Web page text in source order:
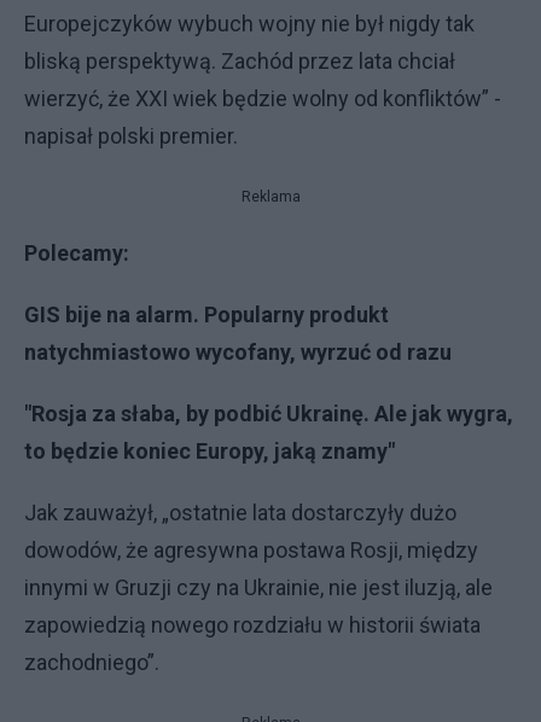
Europejczyków wybuch wojny nie był nigdy tak
bliską perspektywą. Zachód przez lata chciał
wierzyć, że XXI wiek będzie wolny od konfliktów” -
napisał polski premier.
Reklama
Polecamy:
GIS bije na alarm. Popularny produkt
natychmiastowo wycofany, wyrzuć od razu
"Rosja za słaba, by podbić Ukrainę. Ale jak wygra,
to będzie koniec Europy, jaką znamy"
Jak zauważył, „ostatnie lata dostarczyły dużo
dowodów, że agresywna postawa Rosji, między
innymi w Gruzji czy na Ukrainie, nie jest iluzją, ale
zapowiedzią nowego rozdziału w historii świata
zachodniego”.